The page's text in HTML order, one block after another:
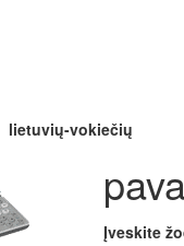
lietuvių-vokiečių
Įveskite